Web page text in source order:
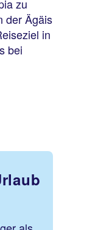
zu
der Ägäis
in
bei